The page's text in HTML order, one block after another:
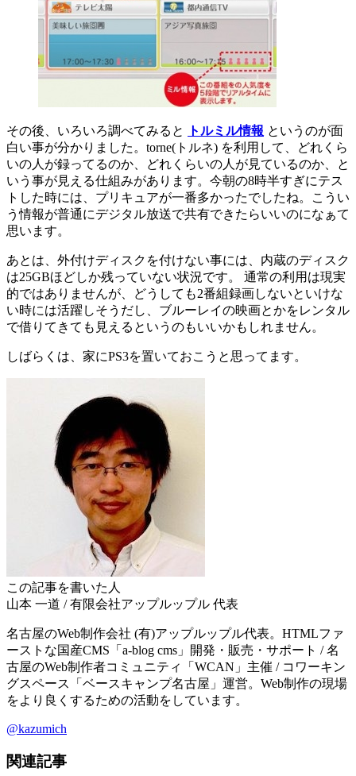
その後、いろいろ調べてみると トルミル情報 というのが面
白い事が分かりました。torne(トルネ) を利用して、どれくら
いの人が録ってるのか、どれくらいの人が見ているのか、と
いう事が見える仕組みがあります。今朝の8時半すぎにテス
トした時には、プリキュアが一番多かったでしたね。こうい
う情報が普通にデジタル放送で共有できたらいいのになぁて
思います。
あとは、外付けディスクを付けない事には、内蔵のディスク
は25GBほどしか残っていない状況です。 通常の利用は現実
的ではありませんが、どうしても2番組録画しないといけな
い時には活躍しそうだし、ブルーレイの映画とかをレンタル
で借りてきても見えるというのもいいかもしれません。
しばらくは、家にPS3を置いておこうと思ってます。
この記事を書いた人
山本 一道 / 有限会社アップルップル 代表
名古屋のWeb制作会社 (有)アップルップル代表。HTMLファ
ーストな国産CMS「a-blog cms」開発・販売・サポート / 名
古屋のWeb制作者コミュニティ「WCAN」主催 / コワーキン
グスペース「ベースキャンプ名古屋」運営。Web制作の現場
をより良くするための活動をしています。
@kazumich
関連記事